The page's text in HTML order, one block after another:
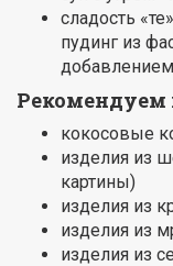
сладость
пудинг из
Рекомендуем
кокосовые
изделия из
картины)
изделия из
изделия из
изделия из